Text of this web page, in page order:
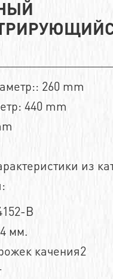
260 mm
440 mm
из
B
мм.
качения2